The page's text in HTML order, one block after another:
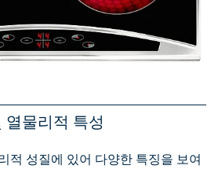
열물리적 특성
적 성질에 있어 다양한 특징을 보여